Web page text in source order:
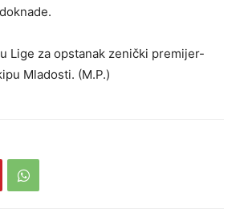
Lige za opstanak zenički premijer-
Mladosti. (M.P.)